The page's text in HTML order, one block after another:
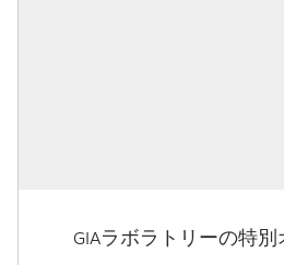
GIAラボラトリーの特